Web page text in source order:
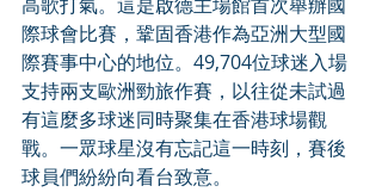
際球會比賽，鞏固香港作為亞洲大型國
際賽事中心的地位。49,704位球迷入場
支持兩支歐洲勁旅作賽，以往從未試過
有這麼多球迷同時聚集在香港球場觀
戰。一眾球星沒有忘記這一時刻，賽後
球員們紛紛向看台致意。